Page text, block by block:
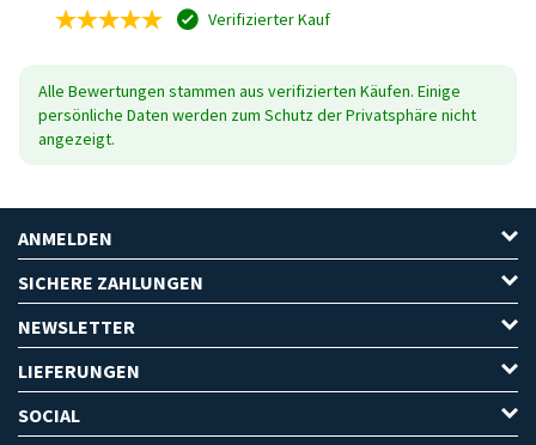
Verifizierter Kauf
Alle Bewertungen stammen aus verifizierten Käufen. Einige
persönliche Daten werden zum Schutz der Privatsphäre nicht
angezeigt.
ANMELDEN
SICHERE ZAHLUNGEN
NEWSLETTER
LIEFERUNGEN
SOCIAL